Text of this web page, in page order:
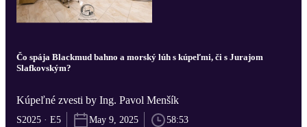
Čo spája Blackmud bahno a morský lúh s kúpeľmi, či s Jurajom
Slafkovským?
Kúpeľné zvesti by Ing. Pavol Menšík
S2025 · E5 May 9, 2025 58:53